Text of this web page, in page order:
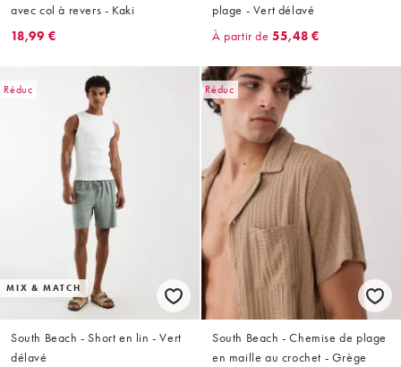
avec col à revers - Kaki
18,99 €
plage - Vert délavé
À partir de 55,48 €
Réduc
MIX & MATCH
South Beach - Short en lin - Vert
délavé
Réduc
South Beach - Chemise de plage
en maille au crochet - Grège